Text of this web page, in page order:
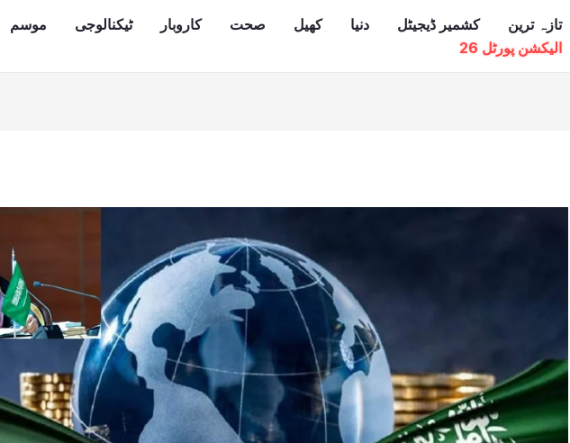
تازہ ترین کشمیر ڈیجیٹل دنیا کھیل صحت کاروبار ٹیکنالوجی موسم
الیکشن پورٹل 26